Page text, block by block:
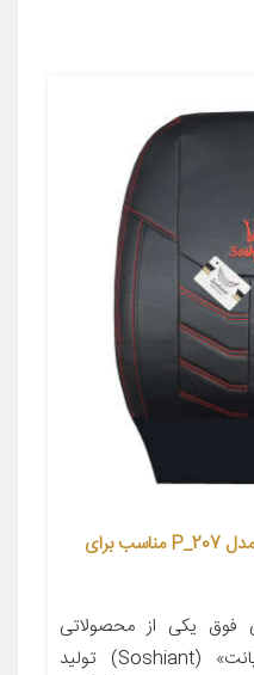
روکش صندلی خودرو سوشیانت مدل P_207 مناسب برای
یکی از محصولاتی
است,که گروه صنعتی «سوشیانت» (Soshiant) تولید